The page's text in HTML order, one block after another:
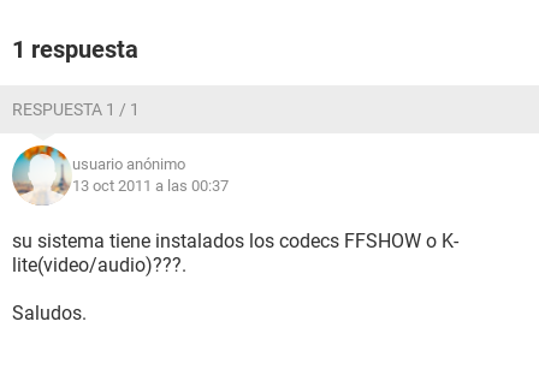
1 respuesta
RESPUESTA 1 / 1
usuario anónimo
13 oct 2011 a las 00:37
su sistema tiene instalados los codecs FFSHOW o K-
lite(video/audio)???.
Saludos.